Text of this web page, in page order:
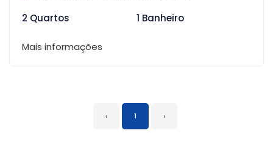
2 Quartos
1 Banheiro
Mais informações
‹ 1 ›